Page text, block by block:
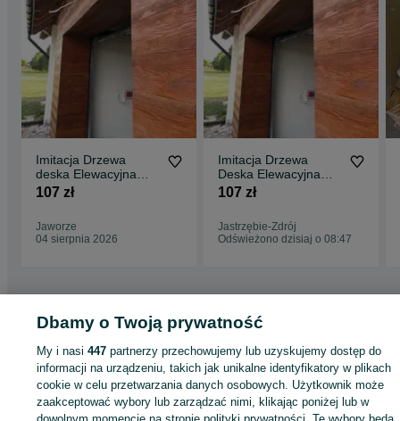
Imitacja Drzewa
deska Elewacyjna
plaster w kolorze
Najwyższa Jakość
107 zł
Jaworze
04 sierpnia 2026
Imitacja Drzewa
Deska Elewacyjna
plaster jedyna jak
prawdziwe drzewo
107 zł
Jastrzębie-Zdrój
Odświeżono dzisiaj o 08:47
Strona główna Budowa i Remont Ściany i elewacje
Bałuty
KATEGORIA
Dbamy o Twoją prywatność
My i nasi447 partnerzy przechowujemy lub uzyskujemy dostęp do
informacji na urządzeniu, takich jak unikalne identyfikatory w plikach
cookie w celu przetwarzania danych osobowych. Użytkownik może
zaakceptować wybory lub zarządzać nimi, klikając poniżej lub w